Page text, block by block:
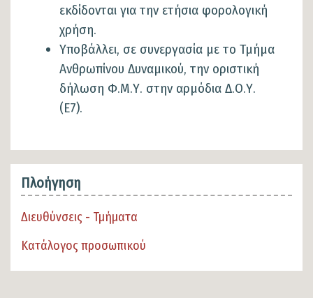
εκδίδονται για την ετήσια φορολογική
χρήση.
Υποβάλλει, σε συνεργασία με το Τμήμα
Ανθρωπίνου Δυναμικού, την οριστική
δήλωση Φ.Μ.Υ. στην αρμόδια Δ.Ο.Υ.
(Ε7).
Πλοήγηση
Διευθύνσεις - Τμήματα
Κατάλογος προσωπικού